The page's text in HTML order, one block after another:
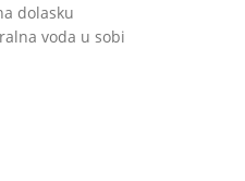
dolasku
voda u sobi